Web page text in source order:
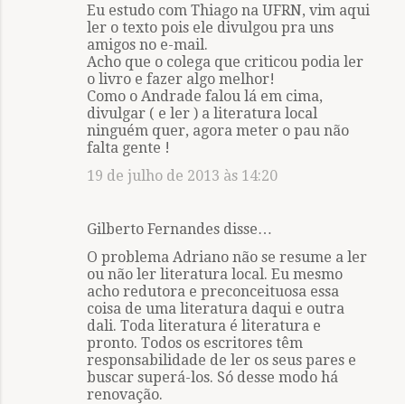
Eu estudo com Thiago na UFRN, vim aqui
ler o texto pois ele divulgou pra uns
amigos no e-mail.
Acho que o colega que criticou podia ler
o livro e fazer algo melhor!
Como o Andrade falou lá em cima,
divulgar ( e ler ) a literatura local
ninguém quer, agora meter o pau não
falta gente !
19 de julho de 2013 às 14:20
Gilberto Fernandes disse…
O problema Adriano não se resume a ler
ou não ler literatura local. Eu mesmo
acho redutora e preconceituosa essa
coisa de uma literatura daqui e outra
dali. Toda literatura é literatura e
pronto. Todos os escritores têm
responsabilidade de ler os seus pares e
buscar superá-los. Só desse modo há
renovação.